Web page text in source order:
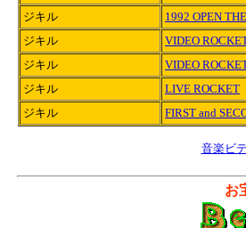
ジキル
1992 OPEN
ジキル
VIDEO
ジキル
VIDEO
ジキル
LIVE ROCKET
ジキル
FIRST and
音楽ビ
お